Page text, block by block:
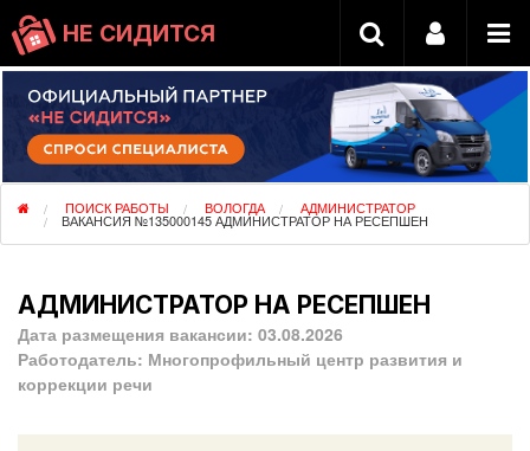
НЕ СИДИТСЯ
ПОИСК РАБОТЫ ВОЛОГДА АДМИНИСТРАТОР
ВАКАНСИЯ №135000145 АДМИНИСТРАТОР НА РЕСЕПШЕН
АДМИНИСТРАТОР НА РЕСЕПШЕН
Дата размещения вакансии: 03.08.2026
Работодатель: Многопрофильный центр развития и
коррекции речи